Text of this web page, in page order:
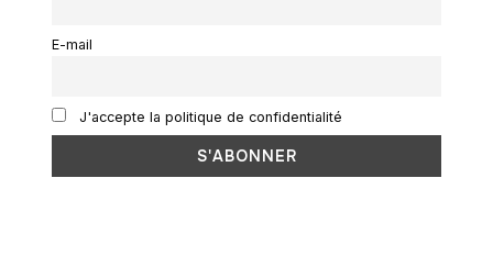
E-mail
J'accepte la politique de confidentialité